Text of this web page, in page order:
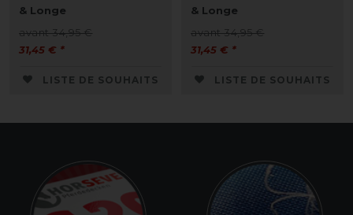
& Longe
avant 34,95 €
31,45 € *
LISTE DE SOUHAITS
& Longe
avant 34,95 €
31,45 € *
LISTE DE SOUHAITS